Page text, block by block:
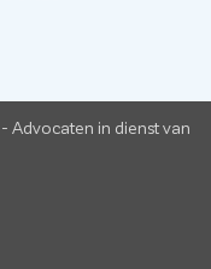
- Advocaten in dienst van